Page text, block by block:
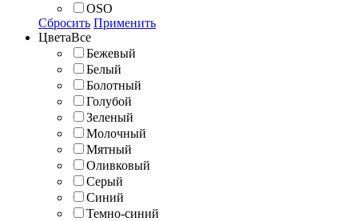
OSO
Сбросить Применить
ЦветаВсе
Бежевый
Белый
Болотный
Голубой
Зеленый
Молочный
Мятный
Оливковый
Серый
Синий
Темно-синий